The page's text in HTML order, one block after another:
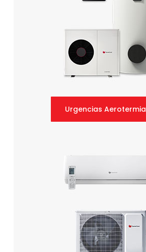
Urgencias Aerotermia